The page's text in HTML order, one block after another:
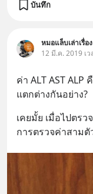
บันทึก
หมอแล็บเล่าเรื่อง
12 มี.ค. 2019 เ
ค่า ALT AST ALP
แตกต่างกันอย่าง?
เคยมั้ย เมื่อไปตร
การตรวจค่าสามตั